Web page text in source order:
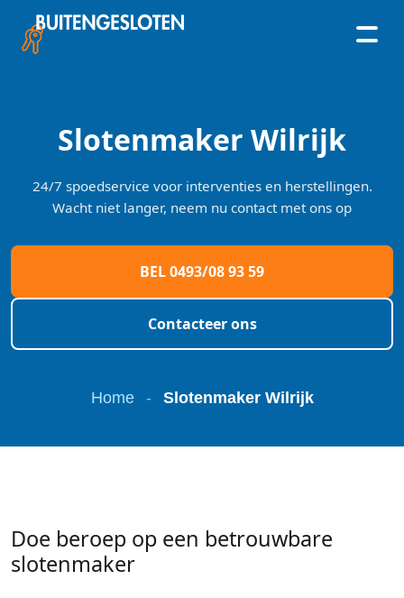
content
Slotenmaker Wilrijk
24/7 spoedservice voor interventies en herstellingen.
Wacht niet langer, neem nu contact met ons op
BEL 0493/08 93 59
Contacteer ons
Home - Slotenmaker Wilrijk
Doe beroep op een betrouwbare
slotenmaker